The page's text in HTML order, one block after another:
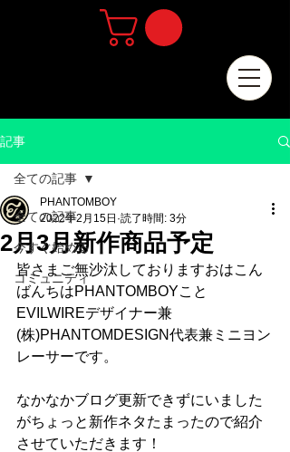
記事
全ての記事
今すぐ始める
コミュニティ
全ての記事
2月3月新作商品予定
PHANTOMBOY
2022年2月15日 読了時間: 3分
皆さまご無沙汰しておりますおはこん
ばんちはPHANTOMBOYこと
EVILWIREデザイナー兼
(株)PHANTOMDESIGN代表兼ミニヨン
レーサーです。
なかなかブログ更新できずにいました
がちょっと新作ネタたまったので紹介
させていただきます！